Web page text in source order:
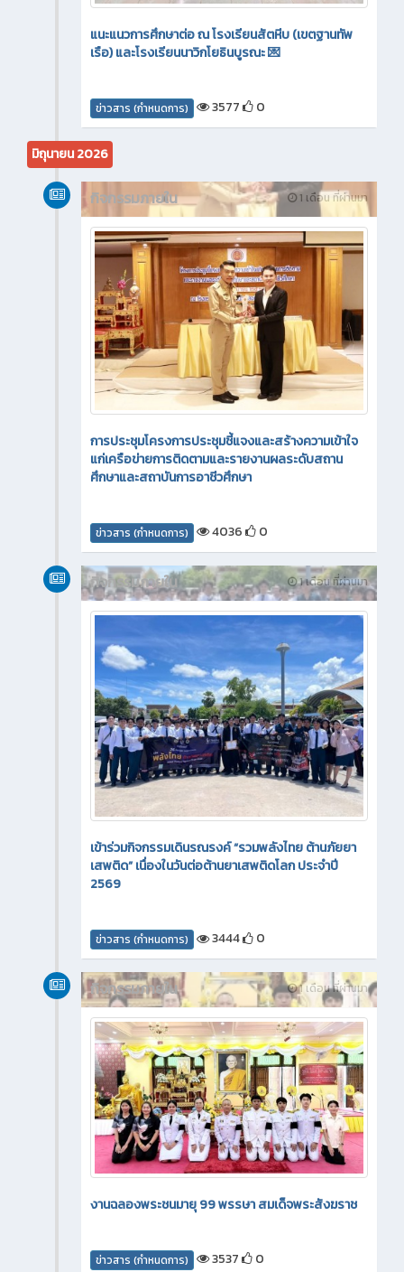
แนะแนวการศึกษาต่อ ณ โรงเรียนสัตหีบ (เขตฐานทัพ
เรือ) และโรงเรียนนาวิกโยธินบูรณะ 💌
ข่าวสาร (กำหนดการ) 3577 0
มิถุนายน 2026
1 เดือน ที่ผ่านมา
กิจกรรมภายใน
การประชุมโครงการประชุมชี้แจงและสร้างความเข้าใจ
แก่เครือข่ายการติดตามและรายงานผลระดับสถาน
ศึกษาและสถาบันการอาชีวศึกษา
ข่าวสาร (กำหนดการ) 4036 0
1 เดือน ที่ผ่านมา
กิจกรรมภายใน
เข้าร่วมกิจกรรมเดินรณรงค์ “รวมพลังไทย ต้านภัยยา
เสพติด” เนื่องในวันต่อต้านยาเสพติดโลก ประจำปี
2569
ข่าวสาร (กำหนดการ) 3444 0
1 เดือน ที่ผ่านมา
กิจกรรมภายใน
งานฉลองพระชนมายุ 99 พรรษา สมเด็จพระสังฆราช
ข่าวสาร (กำหนดการ) 3537 0